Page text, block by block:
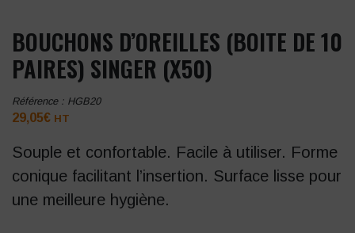
BOUCHONS D’OREILLES (BOITE DE 10
PAIRES) SINGER (X50)
Référence : HGB20
29,05€ HT
Souple et confortable. Facile à utiliser. Forme
conique facilitant l’insertion. Surface lisse pour
une meilleure hygiène.